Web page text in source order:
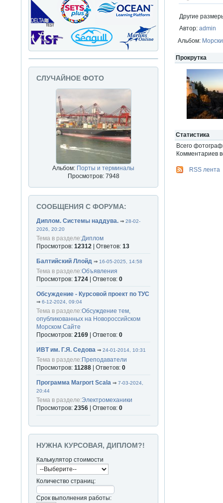
Другие
Автор:admin
Альбом:
Прокрутка
Статистика
Всего
Комментариев
RSS лента
СЛУЧАЙНОЕ ФОТО
Альбом: Порты и терминалы
Просмотров: 7948
СООБЩЕНИЯ С ФОРУМА:
Диплом. Системы наддува. ⇒28-02-
2026, 20:20
Тема в разделе:Диплом
Просмотров:12312 | Ответов:13
Балтийский Ллойд ⇒16-05-2025, 14:58
Тема в разделе:Объявления
Просмотров:1724 | Ответов:0
Обсуждение - Курсовой проект по ТУС
⇒6-12-2024, 09:04
Тема в разделе:Обсуждение тем,
опубликованных на Новороссийском
Морском Сайте
Просмотров:2169 | Ответов:0
ИВТ им. Г.Я. Седова ⇒24-01-2014, 10:31
Тема в разделе:Преподаватели
Просмотров:11288 | Ответов:0
Программа Marport Scala ⇒7-03-2024,
20:44
Тема в разделе:Электромеханики
Просмотров:2356 | Ответов:0
НУЖНА КУРСОВАЯ, ДИПЛОМ?!
Калькулятор стоимости
Количество страниц:
Срок выполнения работы: